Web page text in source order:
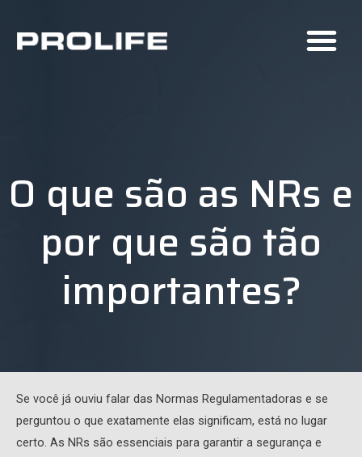
O que são as NRs e
por que são tão
importantes?
Se você já ouviu falar das Normas Regulamentadoras e se
perguntou o que exatamente elas significam, está no lugar
certo. As NRs são essenciais para garantir a segurança e